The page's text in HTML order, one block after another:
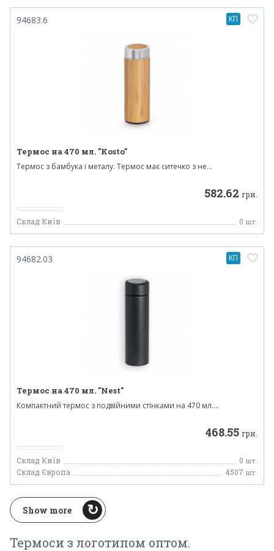
94683.6
Термос на 470 мл. "Kosto"
Термос з бамбука і металу. Термос має ситечко з не...
582.62 грн.
Склад Київ 0 шт.
КП
94682.03
Термос на 470 мл. "Nest"
Компактний термос з подвійними стінками на 470 мл....
468.55 грн.
Склад Київ 0 шт.
Склад Європа 4507 шт.
КП
Show more
Термоси з логотипом оптом.